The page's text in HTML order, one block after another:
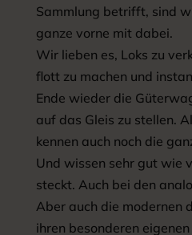
Sammlung betrifft, sind
ganze vorne mit dabei.
Wir lieben es, Loks zu
flott zu machen und
Ende wieder die
auf das Gleis zu stellen.
kennen auch noch die
Und wissen sehr gut wie
steckt. Auch bei den
Aber auch die modernen
ihren besonderen eigenen